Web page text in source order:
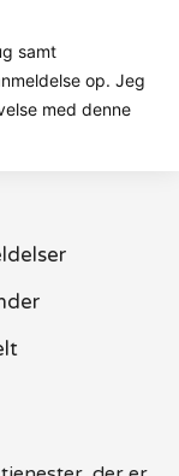
samt
op. Jeg
med denne